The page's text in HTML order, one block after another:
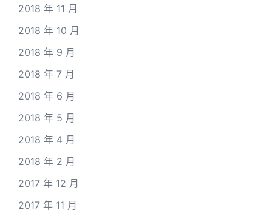
2018 年 11 月
2018 年 10 月
2018 年 9 月
2018 年 7 月
2018 年 6 月
2018 年 5 月
2018 年 4 月
2018 年 2 月
2017 年 12 月
2017 年 11 月